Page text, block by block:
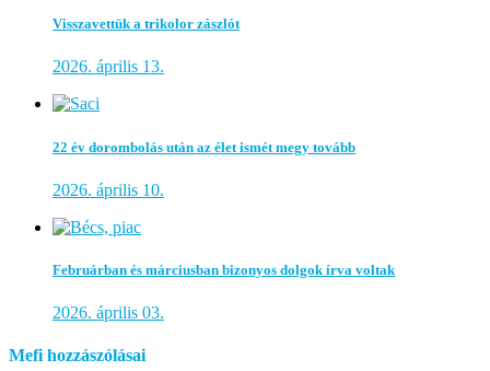
Visszavettük a trikolor zászlót
2026. április 13.
22 év dorombolás után az élet ismét megy tovább
2026. április 10.
Februárban és márciusban bizonyos dolgok írva voltak
2026. április 03.
Mefi hozzászólásai